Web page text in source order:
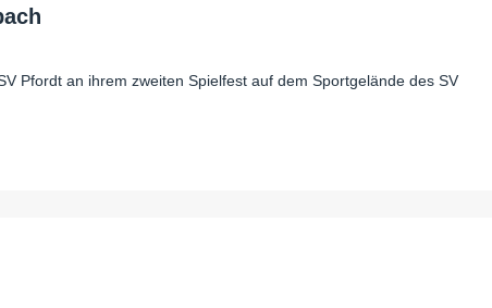
Pfordt an ihrem zweiten Spielfest auf dem Sportgelände des SV